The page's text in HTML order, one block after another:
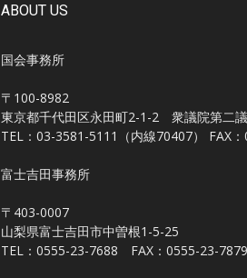
ABOUT US
国会事務所
〒100-8982
東京都千代田区永田町2-1-2 衆議院第二
TEL：03-3581-5111（内線70407） FAX
富士吉田事務所
〒403-0007
山梨県富士吉田市中曽根1-5-25
TEL：0555-23-7688 FAX：0555-23-7879